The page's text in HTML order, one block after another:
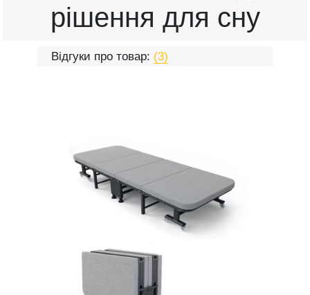
рішення для сну
Відгуки про товар: (3)